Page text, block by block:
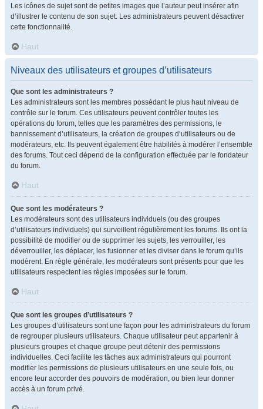
Les icônes de sujet sont de petites images que l’auteur peut insérer afin
d’illustrer le contenu de son sujet. Les administrateurs peuvent désactiver
cette fonctionnalité.
Haut
Niveaux des utilisateurs et groupes d’utilisateurs
Que sont les administrateurs ?
Les administrateurs sont les membres possédant le plus haut niveau de
contrôle sur le forum. Ces utilisateurs peuvent contrôler toutes les
opérations du forum, telles que les paramètres des permissions, le
bannissement d’utilisateurs, la création de groupes d’utilisateurs ou de
modérateurs, etc. Ils peuvent également être habilités à modérer l’ensemble
des forums. Tout ceci dépend de la configuration effectuée par le fondateur
du forum.
Haut
Que sont les modérateurs ?
Les modérateurs sont des utilisateurs individuels (ou des groupes
d’utilisateurs individuels) qui surveillent régulièrement les forums. Ils ont la
possibilité de modifier ou de supprimer les sujets, les verrouiller, les
déverrouiller, les déplacer, les fusionner et les diviser dans le forum qu’ils
modèrent. En règle générale, les modérateurs sont présents pour que les
utilisateurs respectent les règles imposées sur le forum.
Haut
Que sont les groupes d’utilisateurs ?
Les groupes d’utilisateurs sont une façon pour les administrateurs du forum
de regrouper plusieurs utilisateurs. Chaque utilisateur peut appartenir à
plusieurs groupes et chaque groupe peut détenir des permissions
individuelles. Ceci facilite les tâches aux administrateurs qui pourront
modifier les permissions de plusieurs utilisateurs en une seule fois, ou
encore leur accorder des pouvoirs de modération, ou bien leur donner
accès à un forum privé.